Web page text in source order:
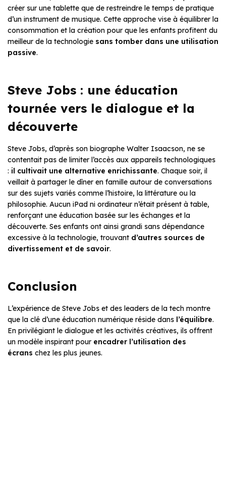
créer sur une tablette que de restreindre le temps de pratique
d’un instrument de musique. Cette approche vise à équilibrer la
consommation et la création pour que les enfants profitent du
meilleur de la technologie sans tomber dans une utilisation
passive.
Steve Jobs : une éducation
tournée vers le dialogue et la
découverte
Steve Jobs, d’après son biographe Walter Isaacson, ne se
contentait pas de limiter l’accès aux appareils technologiques
: il cultivait une alternative enrichissante. Chaque soir, il
veillait à partager le dîner en famille autour de conversations
sur des sujets variés comme l’histoire, la littérature ou la
philosophie. Aucun iPad ni ordinateur n’était présent à table,
renforçant une éducation basée sur les échanges et la
découverte. Ses enfants ont ainsi grandi sans dépendance
excessive à la technologie, trouvant d’autres sources de
divertissement et de savoir.
Conclusion
L’expérience de Steve Jobs et des leaders de la tech montre
que la clé d’une éducation numérique réside dans l’équilibre.
En privilégiant le dialogue et les activités créatives, ils offrent
un modèle inspirant pour encadrer l’utilisation des
écrans chez les plus jeunes.